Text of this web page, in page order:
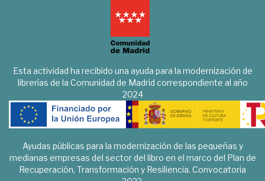
Esta actividad ha recibido una ayuda para la modernización de
librerías de la Comunidad de Madrid correspondiente al año
2024
Ayudas públicas para la modernización de las pequeñas y
medianas empresas del sector del libro en el marco del Plan de
Recuperación, Transformación y Resiliencia. Convocatoria